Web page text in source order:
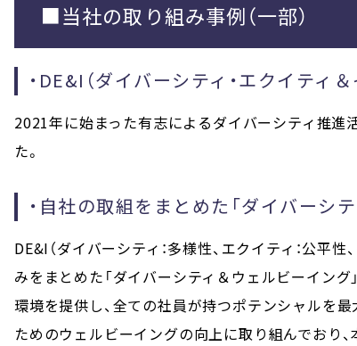
■当社の取り組み事例（一部）
・DE&I（ダイバーシティ・エクイティ
2021年に始まった有志によるダイバーシティ推進
た。
・自社の取組をまとめた「ダイバーシ
DE&I（ダイバーシティ：多様性、エクイティ：公平
みをまとめた「ダイバーシティ＆ウェルビーイン
環境を提供し、全ての社員が持つポテンシャルを
ためのウェルビーイングの向上に取り組んでおり